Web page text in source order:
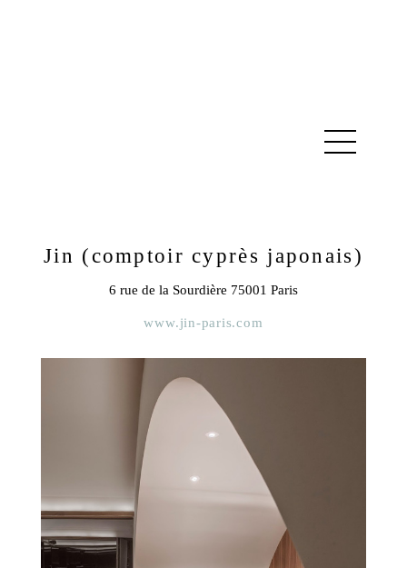
Jin (comptoir cyprès japonais)
6 rue de la Sourdière 75001 Paris
www.jin-paris.com